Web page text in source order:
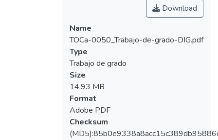
Download
Name
TOCa-0050_Trabajo-de-grado-DIG.pdf
Type
Trabajo de grado
Size
14.93 MB
Format
Adobe PDF
Checksum